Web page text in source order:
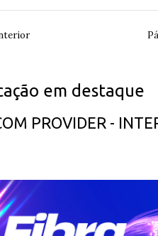
em destaque
PROVIDER -